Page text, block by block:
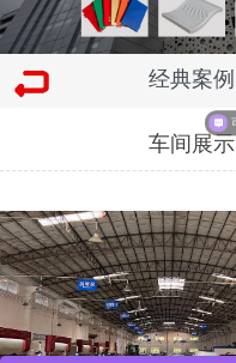
经典案例
车间展示